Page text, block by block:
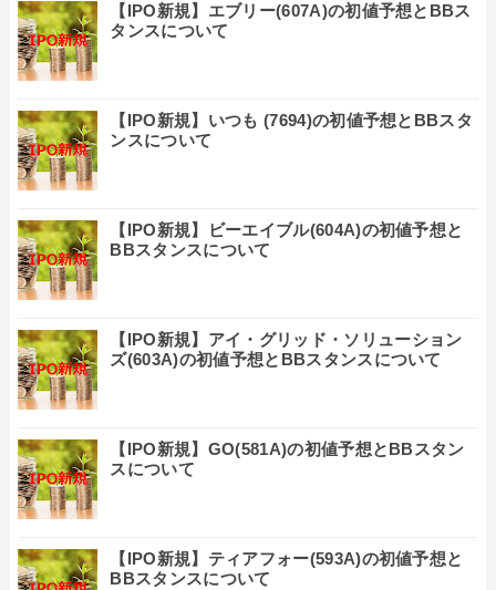
【IPO新規】エブリー(607A)の初値予想とBBス
タンスについて
【IPO新規】いつも (7694)の初値予想とBBスタ
ンスについて
【IPO新規】ビーエイブル(604A)の初値予想と
BBスタンスについて
【IPO新規】アイ・グリッド・ソリューション
ズ(603A)の初値予想とBBスタンスについて
【IPO新規】GO(581A)の初値予想とBBスタン
スについて
【IPO新規】ティアフォー(593A)の初値予想と
BBスタンスについて